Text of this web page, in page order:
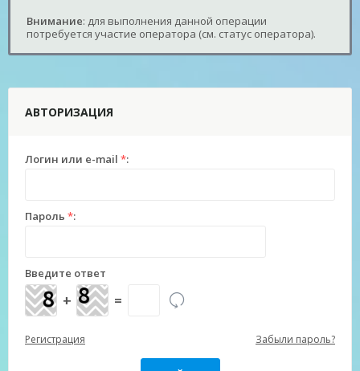
Внимание: для выполнения данной операции
потребуется участие оператора (см. статус оператора).
АВТОРИЗАЦИЯ
Логин или e-mail *:
Пароль *:
Введите ответ
+ =
Регистрация Забыли пароль?